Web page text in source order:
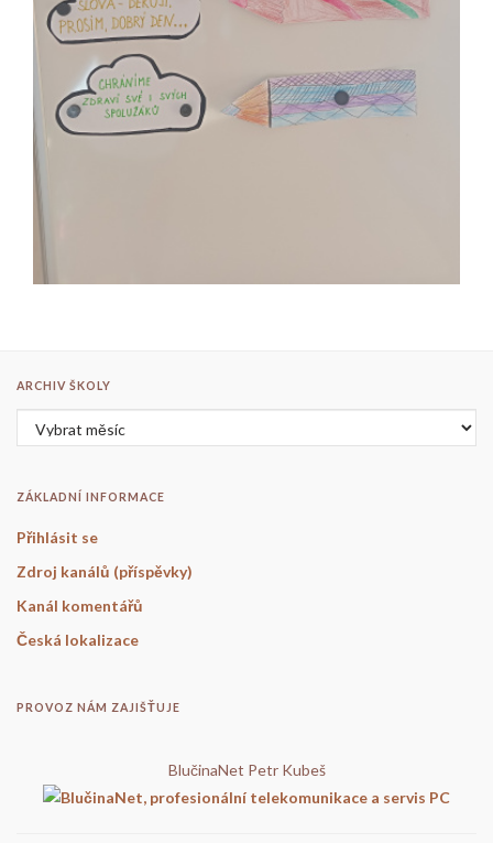
ARCHIV ŠKOLY
Archiv školy
ZÁKLADNÍ INFORMACE
Přihlásit se
Zdroj kanálů (příspěvky)
Kanál komentářů
Česká lokalizace
PROVOZ NÁM ZAJIŠŤUJE
BlučinaNet Petr Kubeš